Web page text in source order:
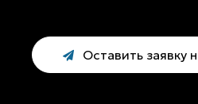
Оставить заявку